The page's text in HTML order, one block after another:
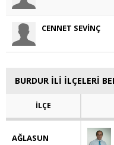
CENNET SEVİNÇ
BURDUR İLİ İLÇELERİ
İLÇE
AĞLASUN